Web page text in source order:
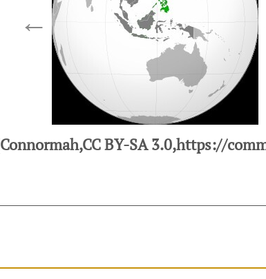
←
BY-SA 3.0,https://